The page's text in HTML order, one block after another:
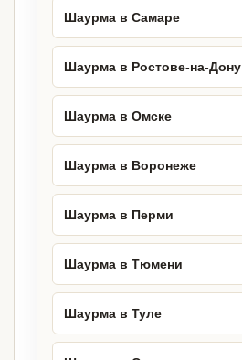
Шаурма в Самаре
Шаурма в Ростове-на-Дону
Шаурма в Омске
Шаурма в Воронеже
Шаурма в Перми
Шаурма в Тюмени
Шаурма в Туле